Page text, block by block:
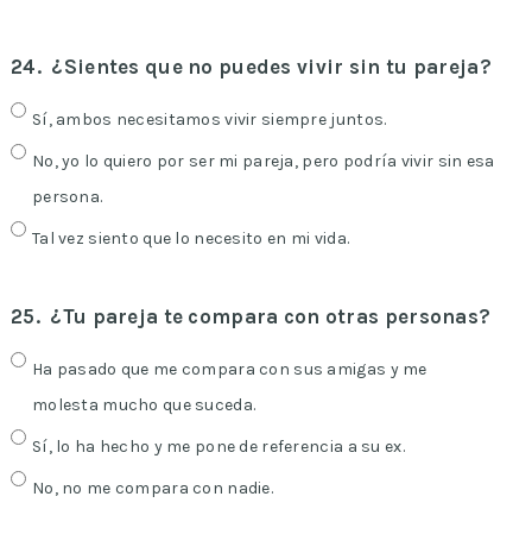
24. ¿Sientes que no puedes vivir sin tu pareja?
Sí, ambos necesitamos vivir siempre juntos.
No, yo lo quiero por ser mi pareja, pero podría vivir sin esa
persona.
Tal vez siento que lo necesito en mi vida.
25. ¿Tu pareja te compara con otras personas?
Ha pasado que me compara con sus amigas y me
molesta mucho que suceda.
Sí, lo ha hecho y me pone de referencia a su ex.
No, no me compara con nadie.